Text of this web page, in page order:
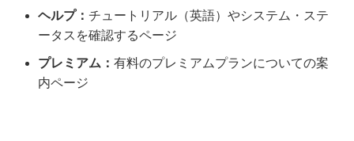
ヘルプ： チュートリアル（英語）やシステム・ステ
ータスを確認するページ
プレミアム： 有料のプレミアムプランについての案
内ページ